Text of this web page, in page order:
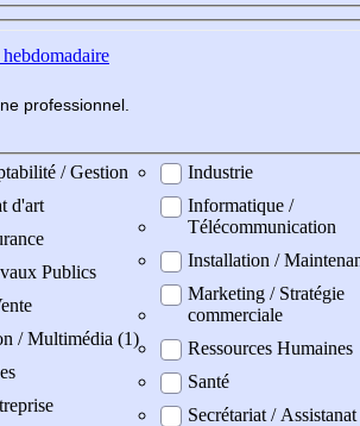
professionnel
/ Gestion
d'art
Publics
/ Multimédia (1)
Industrie
Informatique /
Télécommunication
Installation /
Marketing / Stratégie
commerciale
Ressources Humaines
Santé
Secrétariat / Assistanat